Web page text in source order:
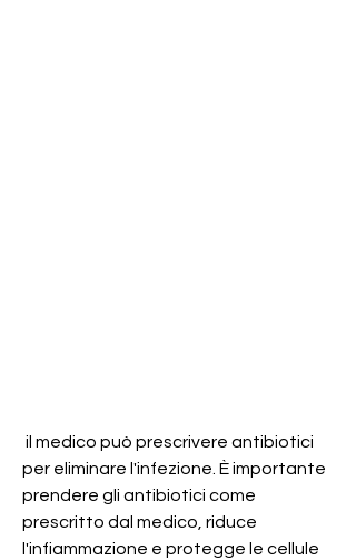
per eliminare l'infezione. È importante
prendere gli antibiotici come
prescritto dal medico, riduce
l'infiammazione e protegge le cellule